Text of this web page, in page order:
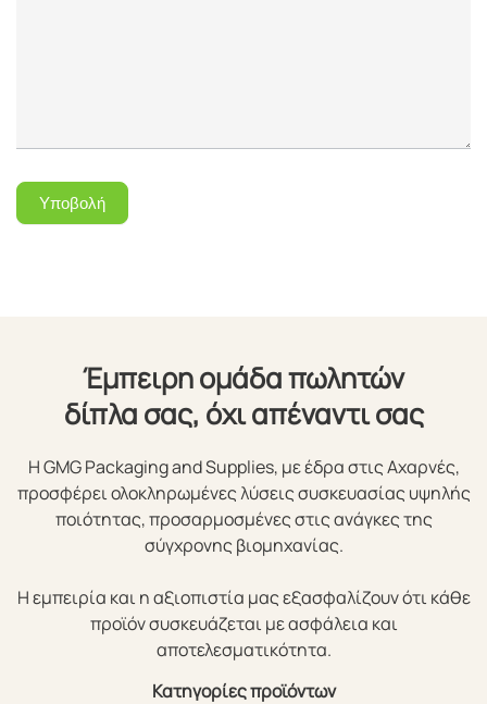
Υποβολή
Έμπειρη ομάδα πωλητών
δίπλα σας, όχι απέναντι σας
Η GMG Packaging and Supplies, με έδρα στις Αχαρνές,
προσφέρει ολοκληρωμένες λύσεις συσκευασίας υψηλής
ποιότητας, προσαρμοσμένες στις ανάγκες της
σύγχρονης βιομηχανίας.
Η εμπειρία και η αξιοπιστία μας εξασφαλίζουν ότι κάθε
προϊόν συσκευάζεται με ασφάλεια και
αποτελεσματικότητα.
Κατηγορίες προϊόντων